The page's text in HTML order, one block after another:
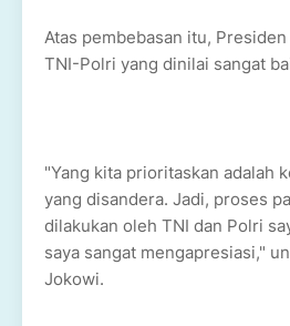
Atas pembebasan itu,
TNI-Polri yang dinilai sangat
"Yang kita prioritaskan adalah
yang disandera. Jadi, proses
dilakukan oleh TNI dan Polri
saya sangat mengapresiasi,"
Jokowi.